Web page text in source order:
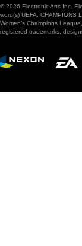
© 2026 Electronic Arts Inc.
word(s) UEFA, CHAMPIONS
Women’s Champions
registered trademarks,